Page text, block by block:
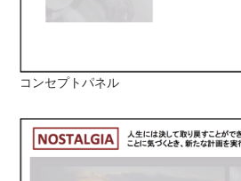
コンセプトパネル